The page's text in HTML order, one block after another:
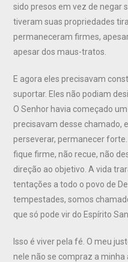
sido presos em vez de negar
tiveram suas propriedades
permaneceram firmes,
apesar dos maus-tratos.
E agora eles precisavam
suportar. Eles não podiam
O Senhor havia começado
precisavam desse chamado,
perseverar, permanecer
fique firme, não recue, não
direção ao objetivo. A vida
tentações a todo o povo de
tempestades, somos
que só pode vir do Espírito
Isso é viver pela fé. O meu
nele não se compraz a